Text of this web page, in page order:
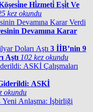
Hi̇zmeti̇ Eşi̇t Ve
kez okundu
Devamına Karar
3 İİB’nin 9
Aştı 102 kez okundu
ASKİ
okundu